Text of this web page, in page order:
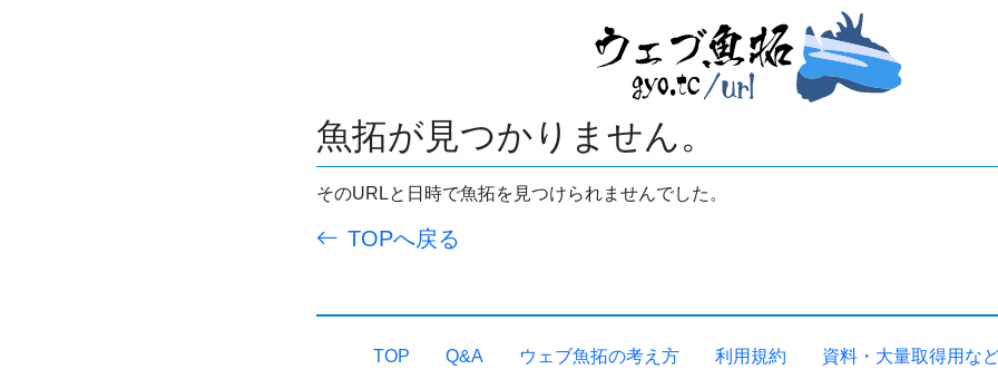
魚拓が見つかりません。
そのURLと日時で魚拓を見つけられませんでした。
TOPへ戻る
TOP Q&A ウェブ魚拓の考え方 利用規約 資料・大量取得用な